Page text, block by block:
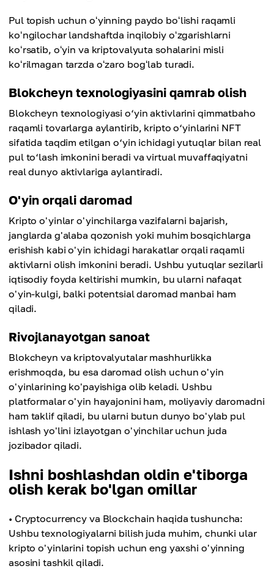
Pul topish uchun oʻyinning paydo boʻlishi raqamli
koʻngilochar landshaftda inqilobiy oʻzgarishlarni
koʻrsatib, oʻyin va kriptovalyuta sohalarini misli
koʻrilmagan tarzda oʻzaro bogʻlab turadi.
Blokcheyn texnologiyasini qamrab olish
Blokcheyn texnologiyasi o‘yin aktivlarini qimmatbaho
raqamli tovarlarga aylantirib, kripto o‘yinlarini NFT
sifatida taqdim etilgan o‘yin ichidagi yutuqlar bilan real
pul to‘lash imkonini beradi va virtual muvaffaqiyatni
real dunyo aktivlariga aylantiradi.
O'yin orqali daromad
Kripto o'yinlar o'yinchilarga vazifalarni bajarish,
janglarda g'alaba qozonish yoki muhim bosqichlarga
erishish kabi o'yin ichidagi harakatlar orqali raqamli
aktivlarni olish imkonini beradi. Ushbu yutuqlar sezilarli
iqtisodiy foyda keltirishi mumkin, bu ularni nafaqat
o'yin-kulgi, balki potentsial daromad manbai ham
qiladi.
Rivojlanayotgan sanoat
Blokcheyn va kriptovalyutalar mashhurlikka
erishmoqda, bu esa daromad olish uchun o'yin
o'yinlarining ko'payishiga olib keladi. Ushbu
platformalar o'yin hayajonini ham, moliyaviy daromadni
ham taklif qiladi, bu ularni butun dunyo bo'ylab pul
ishlash yo'lini izlayotgan o'yinchilar uchun juda
jozibador qiladi.
Ishni boshlashdan oldin e'tiborga
olish kerak bo'lgan omillar
• Cryptocurrency va Blockchain haqida tushuncha:
Ushbu texnologiyalarni bilish juda muhim, chunki ular
kripto o'yinlarini topish uchun eng yaxshi o'yinning
asosini tashkil qiladi.